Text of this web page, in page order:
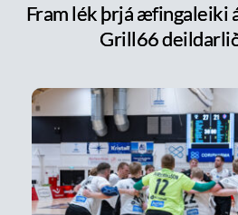
Fram lék þrjá æfingaleiki
Grill66